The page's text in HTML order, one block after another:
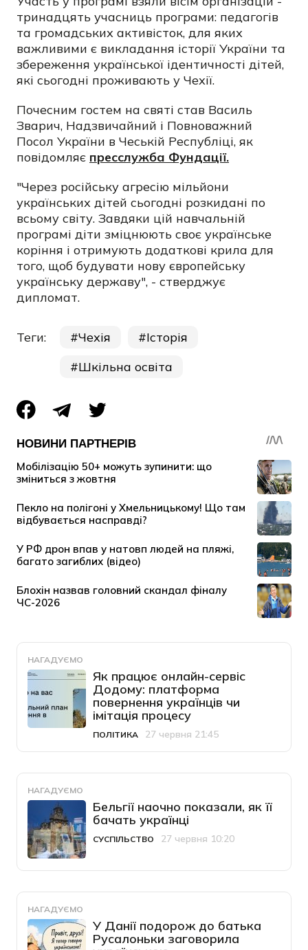
тринадцять учасниць програми: педагогів
та громадських активісток, для яких
важливими є викладання історії України та
збереження української ідентичності дітей,
які сьогодні проживають у Чехії.
Почесним гостем на святі став Василь
Зварич, Надзвичайний і Повноважний
Посол України в Чеській Республіці, як
повідомляє пресслужба Фундації.
"Через російську агресію мільйони
українських дітей сьогодні розкидані по
всьому світу. Завдяки цій навчальній
програмі діти зміцнюють своє українське
коріння і отримують додаткові крила для
того, щоб будувати нову європейську
українську державу", - стверджує
дипломат.
Теги: Чехія
Історія
Шкільна освіта
НАГАДУЄМО
Як працює онлайн-сервіс
Додому: платформа
повернення українців чи
імітація процесу
Категорія
ПОЛІТИКА
Дата публікації
27 червня 21:45
НАГАДУЄМО
Бельгії наочно показали, як її
бачать українці
Категорія
СУСПІЛЬСТВО
Дата публікації27 червня 10:20
НАГАДУЄМО
У Данії подорож до батька
Русалоньки заговорила